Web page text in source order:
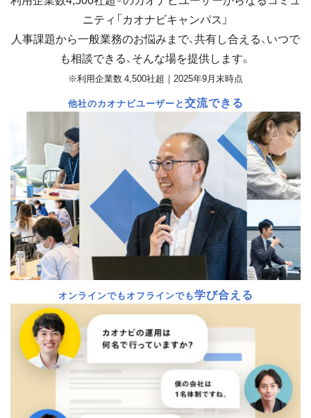
ニティ「カオナビキャンパス」
人事課題から一般業務のお悩みまで、共有し合える、いつで
も相談できる、そんな場を提供します。
※利用企業数 4,500社超｜2025年9月末時点
他社のカオナビユーザーと交流できる
オンラインでもオフラインでも学び合える